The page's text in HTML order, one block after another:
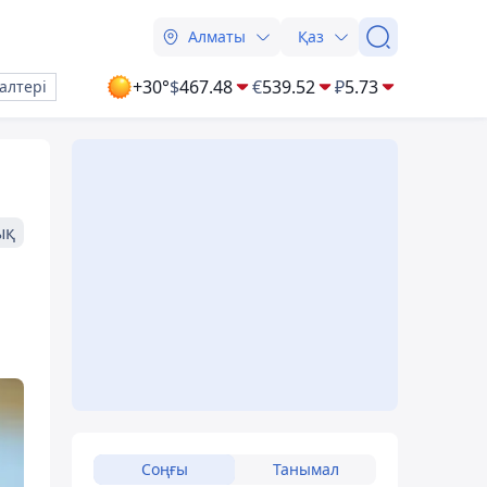
Алматы Қаз
+30°$467.48 €539.52 ₽5.73
Соңғы Танымал